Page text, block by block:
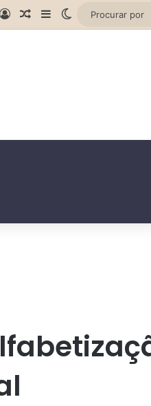
EntrarArtigo aleatório
Barra Lateral
Switch skin